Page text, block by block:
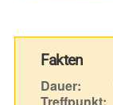
Fakten
Dauer:
Treffpunkt: